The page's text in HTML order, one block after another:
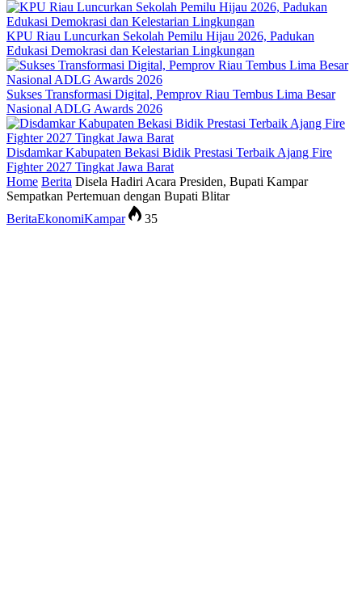
KPU Riau Luncurkan Sekolah Pemilu Hijau 2026, Padukan
Edukasi Demokrasi dan Kelestarian Lingkungan
Sukses Transformasi Digital, Pemprov Riau Tembus Lima Besar
Nasional ADLG Awards 2026
Disdamkar Kabupaten Bekasi Bidik Prestasi Terbaik Ajang Fire
Fighter 2027 Tingkat Jawa Barat
Home Berita Disela Hadiri Acara Presiden, Bupati Kampar
Sempatkan Pertemuan dengan Bupati Blitar
BeritaEkonomiKampar 35